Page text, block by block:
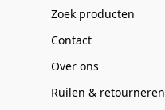
Zoek producten
Contact
Over ons
Ruilen & retourneren